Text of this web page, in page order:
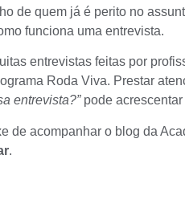
de quem já é perito no
funciona uma entrevista.
entrevistas feitas por
Roda Viva. Prestar
entrevista?” pode
de acompanhar o blog da
.